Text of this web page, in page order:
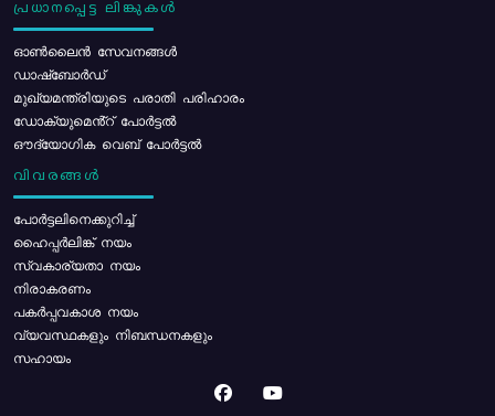
പ്രധാനപ്പെട്ട ലിങ്കുകൾ
ഓൺലൈൻ സേവനങ്ങൾ
ഡാഷ്ബോർഡ്
മുഖ്യമന്ത്രിയുടെ പരാതി പരിഹാരം
ഡോക്യുമെൻ്റ് പോർട്ടൽ
ഔദ്യോഗിക വെബ് പോർട്ടൽ
വിവരങ്ങൾ
പോര്‍ട്ടലിനെക്കുറിച്ച്
ഹൈപ്പർലിങ്ക് നയം
സ്വകാര്യതാ നയം
നിരാകരണം
പകർപ്പവകാശ നയം
വ്യവസ്ഥകളും നിബന്ധനകളും
സഹായം